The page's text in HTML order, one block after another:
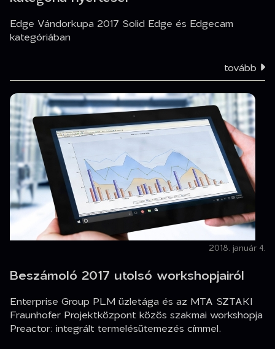
Edge Vándorkupa 2017 Solid Edge és Edgecam
kategóriában
tovább
2018. január 4.
Beszámoló 2017 utolsó workshopjairól
Enterprise Group PLM üzletága és az MTA SZTAKI
Fraunhofer Projektközpont közös szakmai workshopja
Preactor: integrált termelésütemezés címmel.